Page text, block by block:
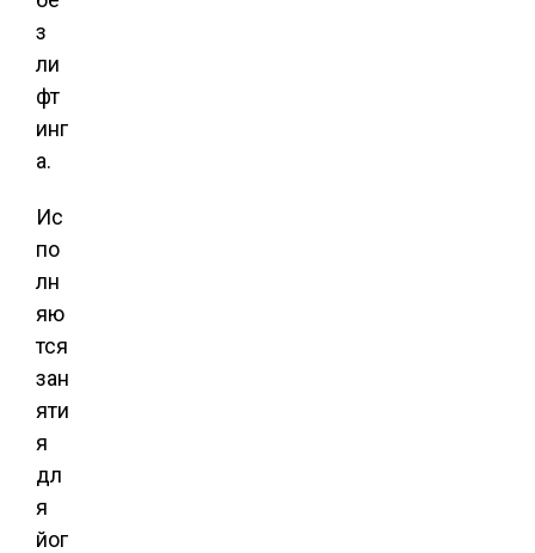
з
ли
фт
инг
а.
Ис
по
лн
яю
тся
зан
яти
я
дл
я
йог